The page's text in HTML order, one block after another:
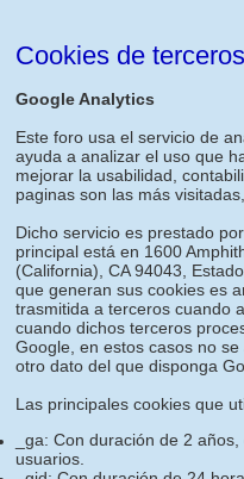
Cookies de terceros
Google Analytics
Este foro usa el servicio de
ayuda a analizar el uso que
mejorar la usabilidad,
paginas son las más
Dicho servicio es prestado
principal está en 1600
(California), CA 94043,
que generan sus cookies es
trasmitida a terceros cuando
cuando dichos terceros
Google, en estos casos no
otro dato del que disponga
Las principales cookies que
_ga: Con duración de 2
usuarios.